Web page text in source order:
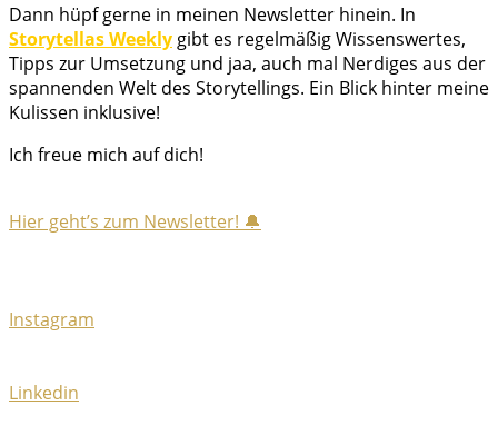
Dann hüpf gerne in meinen Newsletter hinein. In
Storytellas Weekly gibt es regelmäßig Wissenswertes,
Tipps zur Umsetzung und jaa, auch mal Nerdiges aus der
spannenden Welt des Storytellings. Ein Blick hinter meine
Kulissen inklusive!
Ich freue mich auf dich!
Hier geht’s zum Newsletter! 🔔
Instagram
Linkedin